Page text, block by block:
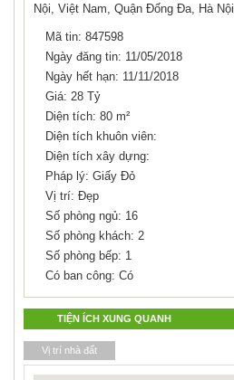
Nội, Việt Nam, Quận Đống Đa, Hà Nội.
Mã tin: 847598
Ngày đăng tin: 11/05/2018
Ngày hết hạn: 11/11/2018
Giá: 28 Tỷ
Diện tích: 80 m²
Diện tích khuôn viên:
Diện tích xây dựng:
Pháp lý: Giấy Đỏ
Vị trí: Đẹp
Số phòng ngủ: 16
Số phòng khách: 2
Số phòng bếp: 1
Có ban công: Có
TIỆN ÍCH XUNG QUANH
Vị trí nhà đất